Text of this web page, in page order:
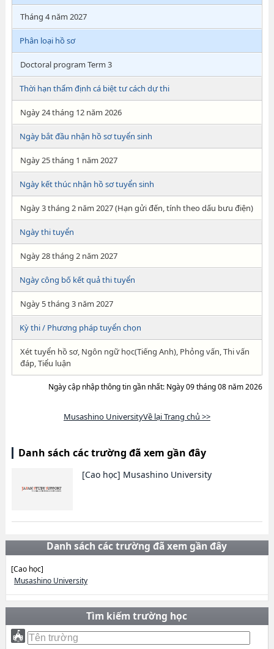
Tháng 4 năm 2027
Phân loại hồ sơ
Doctoral program Term 3
Thời hạn thẩm định cá biệt tư cách dự thi
Ngày 24 tháng 12 năm 2026
Ngày bắt đầu nhận hồ sơ tuyển sinh
Ngày 25 tháng 1 năm 2027
Ngày kết thúc nhận hồ sơ tuyển sinh
Ngày 3 tháng 2 năm 2027 (Hạn gửi đến, tính theo dấu bưu điện)
Ngày thi tuyển
Ngày 28 tháng 2 năm 2027
Ngày công bố kết quả thi tuyển
Ngày 5 tháng 3 năm 2027
Kỳ thi / Phương pháp tuyển chọn
Xét tuyển hồ sơ, Ngôn ngữ học(Tiếng Anh), Phỏng vấn, Thi vấn
đáp, Tiểu luận
Ngày cập nhập thông tin gần nhất: Ngày 09 tháng 08 năm 2026
Musashino UniversityVề lại Trang chủ >>
Danh sách các trường đã xem gần đây
[Cao học] Musashino University
Danh sách các trường đã xem gần đây
[Cao học]
Musashino University
Tìm kiếm trường học